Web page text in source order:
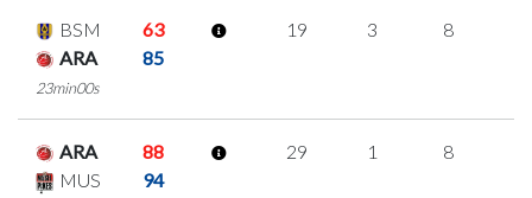
BSM
63
ARA
85
23min00s
19 3 8
ARA
88
MUS
94
29 1 8